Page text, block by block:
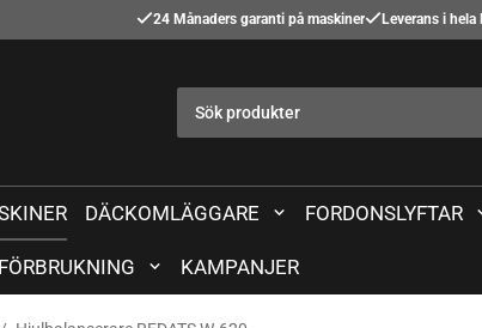
24 Månaders garanti på maskiner Leverans i hela
DÄCKOMLÄGGARE FORDONSLYFTAR
FÖRBRUKNING KAMPANJER